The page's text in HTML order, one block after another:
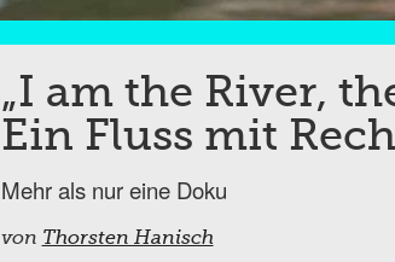
„I am the River,
Ein Fluss mit
Mehr als nur eine Doku
von Thorsten Hanisch